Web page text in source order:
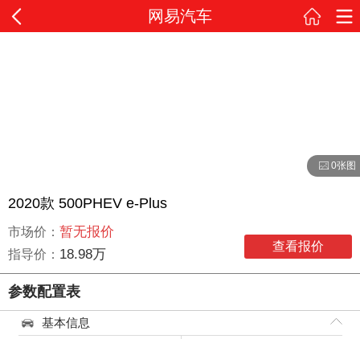
网易汽车
0张图
2020款 500PHEV e-Plus
市场价： 暂无报价
指导价： 18.98万
查看报价
参数配置表
基本信息